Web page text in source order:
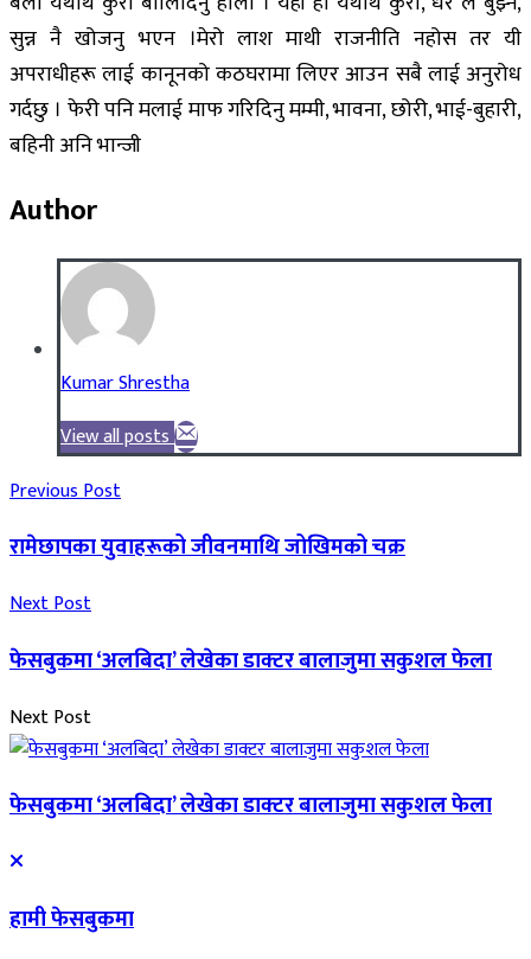
सुन्न नै खोजनु भएन ।मेरो लाश माथी राजनीति नहोस तर यी
अपराधीहरू लाई कानूनको कठघरामा लिएर आउन सबै लाई अनुरोध
गर्दछु । फेरी पनि मलाई माफ गरिदिनु मम्मी, भावना, छोरी, भाई-बुहारी,
बहिनी अनि भान्जी
Author
Kumar Shrestha
View all posts
Previous Post
रामेछापका युवाहरूको जीवनमाथि जोखिमको चक्र
Next Post
फेसबुकमा ‘अलबिदा’ लेखेका डाक्टर बालाजुमा सकुशल फेला
Next Post
फेसबुकमा ‘अलबिदा’ लेखेका डाक्टर बालाजुमा सकुशल फेला
हामी फेसबुकमा